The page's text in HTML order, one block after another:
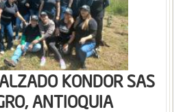
KONDOR SAS
ANTIOQUIA